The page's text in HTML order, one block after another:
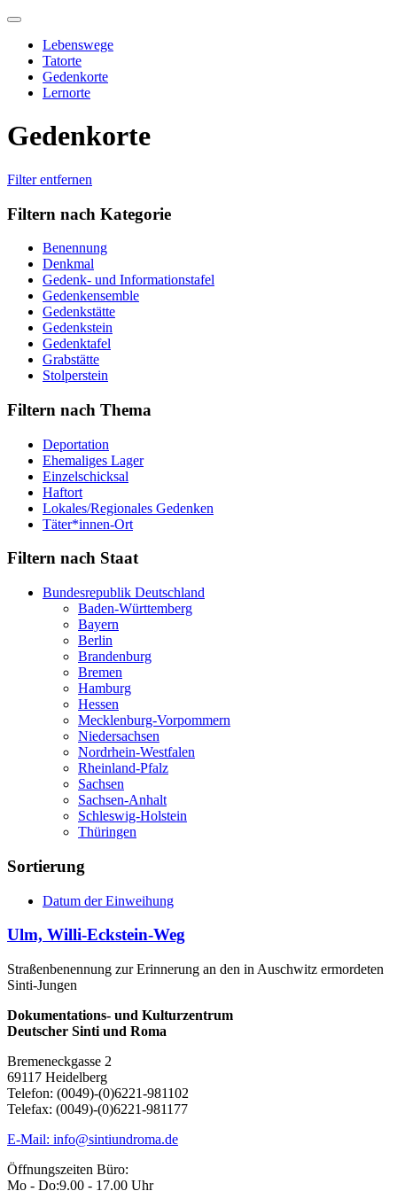
Skip
contentLebenswege
Tatorte
Gedenkorte
Lernorte
Gedenkorte
Filter entfernen
Filtern nach Kategorie
Benennung
Denkmal
Gedenk- und Informationstafel
Gedenkensemble
Gedenkstätte
Gedenkstein
Gedenktafel
Grabstätte
Stolperstein
Filtern nach Thema
Deportation
Ehemaliges Lager
Einzelschicksal
Haftort
Lokales/Regionales Gedenken
Täter*innen-Ort
Filtern nach Staat
Bundesrepublik Deutschland
Baden-Württemberg
Bayern
Berlin
Brandenburg
Bremen
Hamburg
Hessen
Mecklenburg-Vorpommern
Niedersachsen
Nordrhein-Westfalen
Rheinland-Pfalz
Sachsen
Sachsen-Anhalt
Schleswig-Holstein
Thüringen
Sortierung
Datum der Einweihung
Ulm, Willi-Eckstein-Weg
Straßenbenennung zur Erinnerung an den in Auschwitz ermordeten
Sinti-Jungen
Dokumentations- und Kulturzentrum
Deutscher Sinti und Roma
Bremeneckgasse 2
69117 Heidelberg
Telefon: (0049)-(0)6221-981102
Telefax: (0049)-(0)6221-981177
E-Mail: info@sintiundroma.de
Öffnungszeiten Büro:
Mo - Do:9.00 - 17.00 Uhr